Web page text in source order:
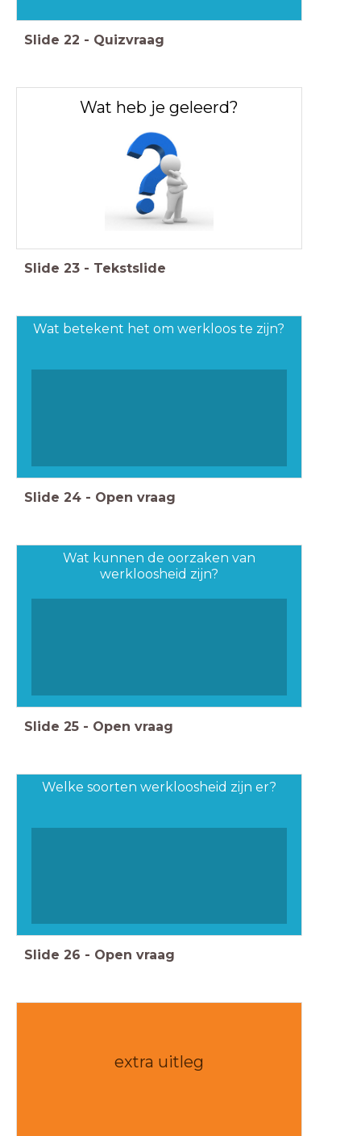
Slide 22 - Quizvraag
Wat heb je geleerd?
Slide 23 - Tekstslide
Wat betekent het om werkloos te zijn?
Slide 24 - Open vraag
Wat kunnen de oorzaken van
werkloosheid zijn?
Slide 25 - Open vraag
Welke soorten werkloosheid zijn er?
Slide 26 - Open vraag
extra uitleg